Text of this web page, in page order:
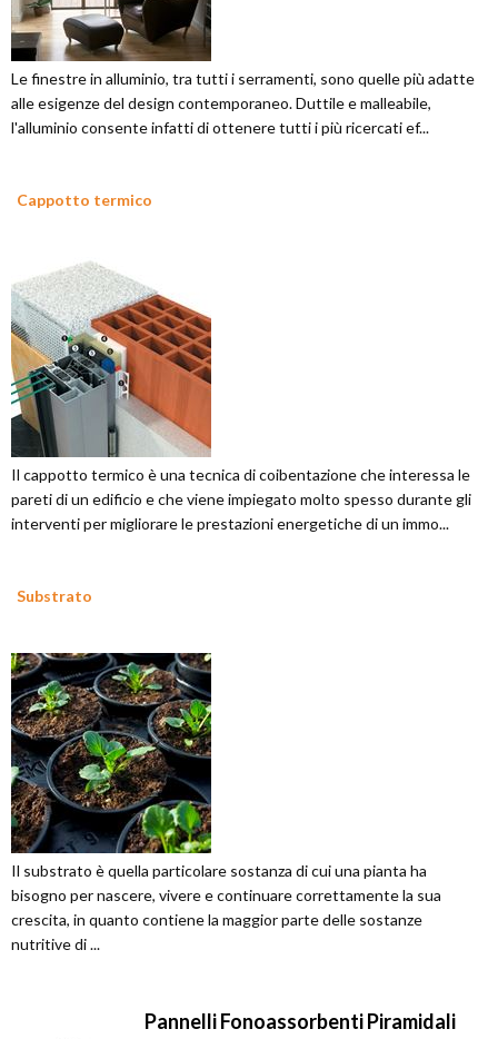
Le finestre in alluminio, tra tutti i serramenti, sono quelle più adatte
alle esigenze del design contemporaneo. Duttile e malleabile,
l'alluminio consente infatti di ottenere tutti i più ricercati ef...
Cappotto termico
Il cappotto termico è una tecnica di coibentazione che interessa le
pareti di un edificio e che viene impiegato molto spesso durante gli
interventi per migliorare le prestazioni energetiche di un immo...
Substrato
Il substrato è quella particolare sostanza di cui una pianta ha
bisogno per nascere, vivere e continuare correttamente la sua
crescita, in quanto contiene la maggior parte delle sostanze
nutritive di ...
Pannelli Fonoassorbenti Piramidali